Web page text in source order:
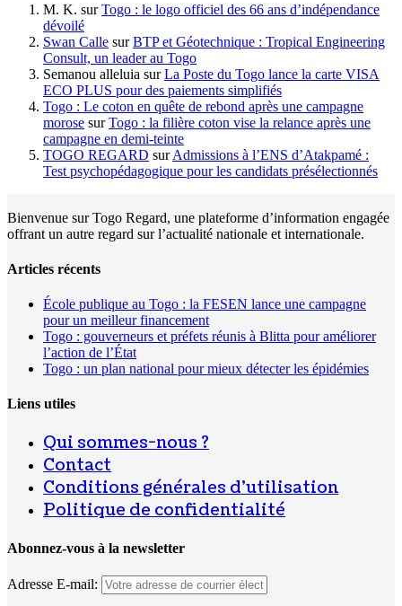
M. K. surTogo : le logo officiel des 66 ans d’indépendance
dévoilé
Swan Calle surBTP et Géotechnique : Tropical Engineering
Consult, un leader au Togo
Semanou alleluia surLa Poste du Togo lance la carte VISA
ECO PLUS pour des paiements simplifiés
Togo : Le coton en quête de rebond après une campagne
morose surTogo : la filière coton vise la relance après une
campagne en demi-teinte
TOGO REGARD surAdmissions à l’ENS d’Atakpamé :
Test psychopédagogique pour les candidats présélectionnés
Bienvenue sur Togo Regard, une plateforme d’information engagée
offrant un autre regard sur l’actualité nationale et internationale.
Articles récents
École publique au Togo : la FESEN lance une campagne
pour un meilleur financement
Togo : gouverneurs et préfets réunis à Blitta pour améliorer
l’action de l’État
Togo : un plan national pour mieux détecter les épidémies
Liens utiles
Qui sommes-nous ?
Contact
Conditions générales d’utilisation
Politique de confidentialité
Abonnez-vous à la newsletter
Adresse E-mail: